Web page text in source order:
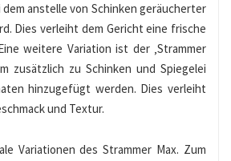
dem anstelle von Schinken geräucherter
Dies verleiht dem Gericht eine frische
weitere Variation ist der ‚Strammer
zusätzlich zu Schinken und Spiegelei
hinzugefügt werden. Dies verleiht
und Textur.
Variationen des Strammer Max. Zum